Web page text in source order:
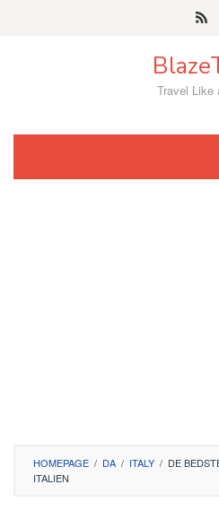
Travel Like
HOMEPAGE / DA / ITALY / DE
ITALIEN